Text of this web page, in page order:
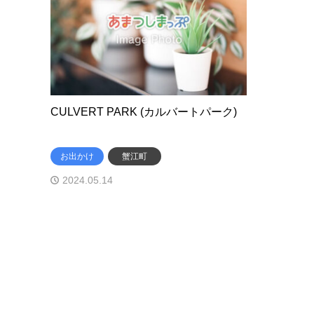
CULVERT PARK (カルバートパーク)
お出かけ 蟹江町
2024.05.14